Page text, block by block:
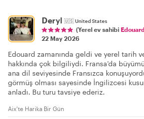
Deryl 🇺🇸United States
(Yerel ev sahibi Edouard
22 May 2026
Edouard zamanında geldi ve yerel tarih
hakkında çok bilgiliydi. Fransa'da
ana dil seviyesinde Fransızca
görmüş olması sayesinde İngilizcesi
anladı. Bu turu tavsiye ederiz.
Aix'te Harika Bir Gün